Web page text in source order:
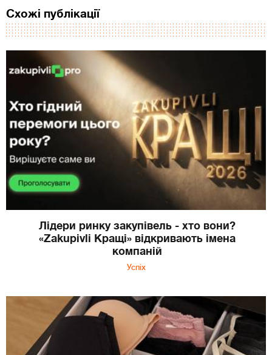
Схожі публікації
Лідери ринку закупівель - хто вони?
«Zakupivli Кращі» відкривають імена
компаній
Успіх